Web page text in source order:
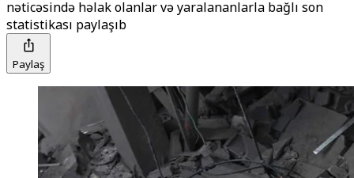
nəticəsində həlak olanlar və yaralananlarla bağlı son
statistikası paylaşıb
Paylaş